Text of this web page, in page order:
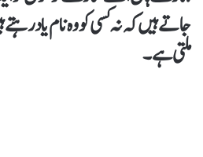
جاتے ہیں کہ نہ کسی کو وہ نام یاد
ملتی ہے۔